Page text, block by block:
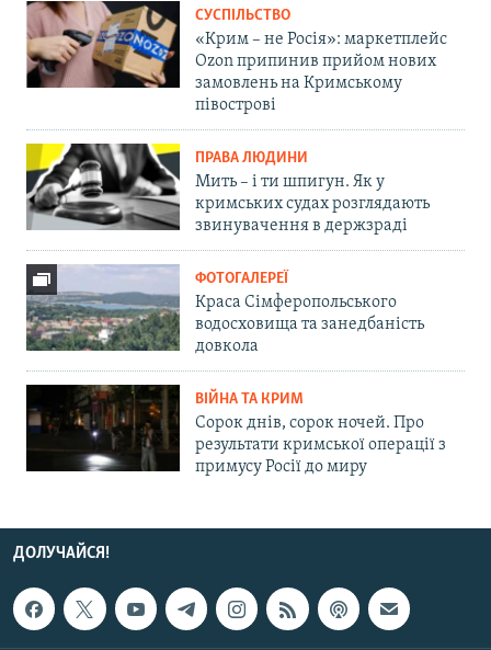
СУСПІЛЬСТВО
«Крим – не Росія»: маркетплейс
Ozon припинив прийом нових
замовлень на Кримському
півострові
ПРАВА ЛЮДИНИ
Мить – і ти шпигун. Як у
кримських судах розглядають
звинувачення в держзраді
ФОТОГАЛЕРЕЇ
Краса Сімферопольського
водосховища та занедбаність
довкола
ВІЙНА ТА КРИМ
Сорок днів, сорок ночей. Про
результати кримської операції з
примусу Росії до миру
ДОЛУЧАЙСЯ!